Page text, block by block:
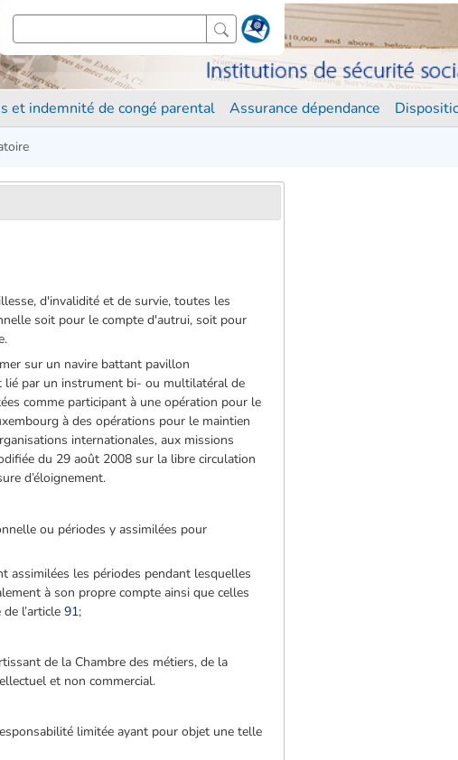
et indemnité de congé parental Assurance dépendance
d'invalidité et de survie, toutes les
soit pour le compte d'autrui, soit pour
sur un navire battant pavillon
lié par un instrument bi- ou multilatéral de
comme participant à une opération pour le
à des opérations pour le maintien
internationales, aux missions
du 29 août 2008 sur la libre circulation
d’éloignement.
ou périodes y assimilées pour
assimilées les périodes pendant lesquelles
à son propre compte ainsi que celles
l’article91;
de la Chambre des métiers, de la
et non commercial.
limitée ayant pour objet une telle